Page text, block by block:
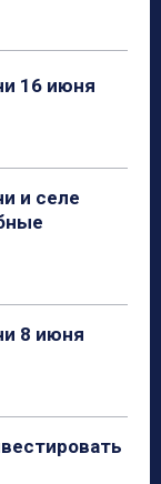
16 июня
и селе
8 июня